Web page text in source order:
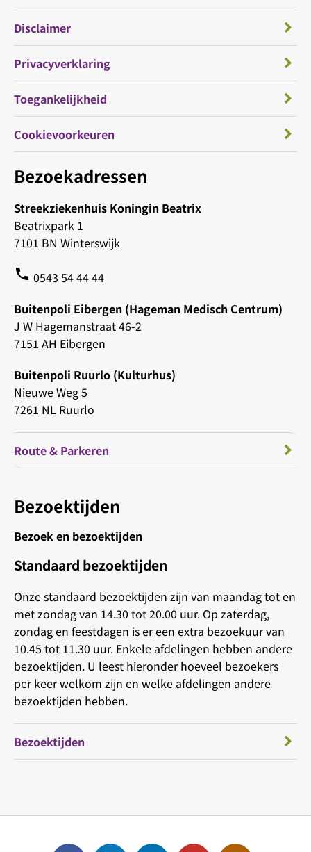
Bezoekadressen
Streekziekenhuis Koningin Beatrix
Beatrixpark 1
7101 BN Winterswijk
phone 0543 54 44 44
Buitenpoli Eibergen (Hageman Medisch Centrum)
J W Hagemanstraat 46-2
7151 AH Eibergen
Buitenpoli Ruurlo (Kulturhus)
Nieuwe Weg 5
7261 NL Ruurlo
Route & Parkeren
Bezoektijden
Bezoek en bezoektijden
Standaard bezoektijden
Onze standaard bezoektijden zijn van maandag tot en
met zondag van 14.30 tot 20.00 uur. Op zaterdag,
zondag en feestdagen is er een extra bezoekuur van
10.45 tot 11.30 uur. Enkele afdelingen hebben andere
bezoektijden. U leest hieronder hoeveel bezoekers
per keer welkom zijn en welke afdelingen andere
bezoektijden hebben.
Bezoektijden
Disclaimer
Privacyverklaring
Toegankelijkheid
Cookievoorkeuren